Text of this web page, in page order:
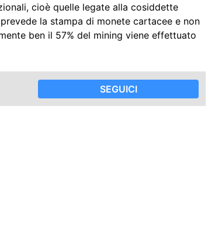
cioè quelle legate alla cosiddette
la stampa di monete cartacee e non
ben il 57% del mining viene effettuato
SEGUICI